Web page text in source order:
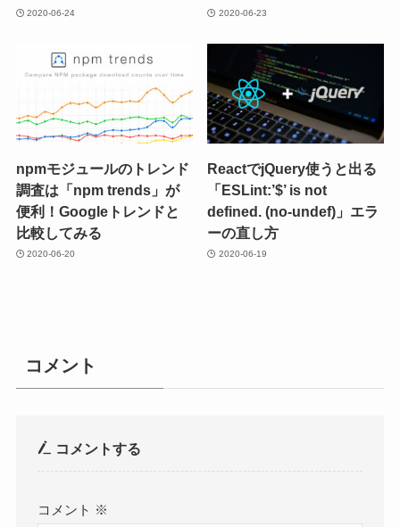
2020-06-24 2020-06-23
npmモジュールのトレンド
調査は「npm trends」が
便利！Googleトレンドと
比較してみる
2020-06-20
ReactでjQuery使うと出る
「ESLint:’$’ is not
defined. (no-undef)」エラ
ーの直し方
2020-06-19
コメント
コメントする
コメント ※